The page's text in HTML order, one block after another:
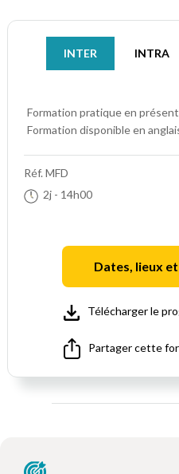
INTER INTRA
Formation pratique en
Formation disponible en
Réf.MFD
2j - 14h00
Dates, lieux
Télécharger le
Partager cette